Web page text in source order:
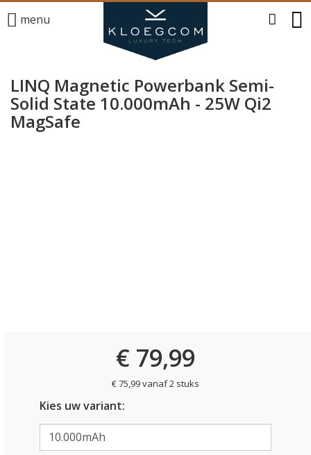
menu
LINQ Magnetic Powerbank Semi-
Solid State 10.000mAh - 25W Qi2
MagSafe
€ 79,99
€ 75,99 vanaf 2 stuks
Kies uw variant: